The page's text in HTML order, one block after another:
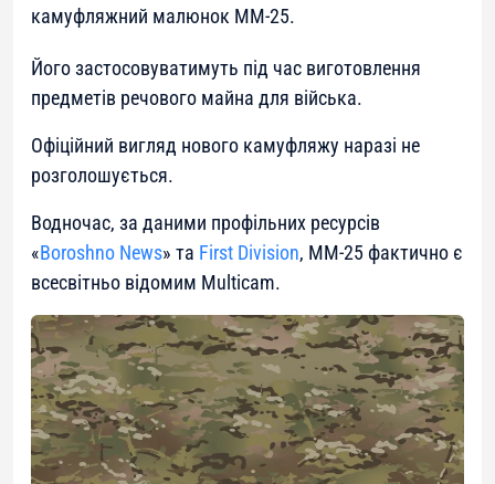
камуфляжний малюнок ММ-25.
Його застосовуватимуть під час виготовлення
предметів речового майна для війська.
Офіційний вигляд нового камуфляжу наразі не
розголошується.
Водночас, за даними профільних ресурсів
«Boroshno News» та First Division, ММ-25 фактично є
всесвітньо відомим Multicam.